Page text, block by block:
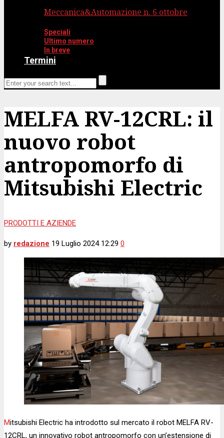
Meccanica&Automazione n. 6 ottobre
Speciali
Ultimo numero
In breve
Termini
MELFA RV-12CRL: il
nuovo robot
antropomorfo di
Mitsubishi Electric
PRODOTTI E AZIENDE
by redazione 19 Luglio 2024 12:29 0
Mitsubishi Electric ha introdotto sul mercato il robot MELFA RV-
12CRL, un innovativo robot antropomorfo con un’estensione di